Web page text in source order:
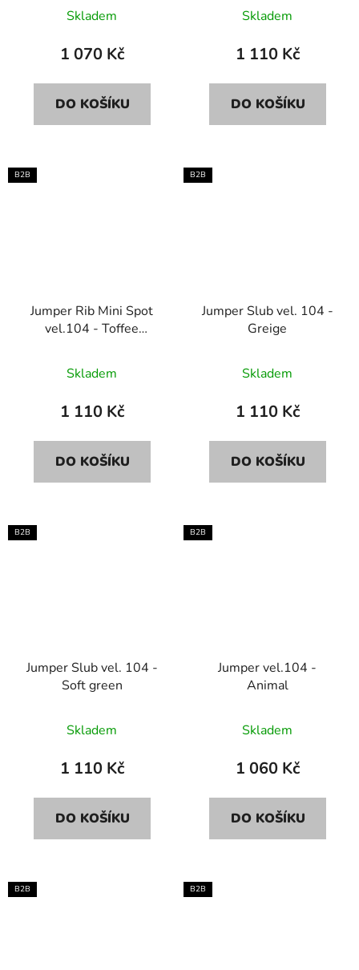
Skladem
1 070 Kč
DO KOŠÍKU
Skladem
1 110 Kč
DO KOŠÍKU
B2B
Jumper Rib Mini Spot
vel.104 - Toffee
Skladem
1 110 Kč
DO KOŠÍKU
B2B
Jumper Slub vel. 104 -
Greige
Skladem
1 110 Kč
DO KOŠÍKU
B2B
Jumper Slub vel. 104 -
Soft green
Skladem
1 110 Kč
DO KOŠÍKU
B2B
Jumper vel.104 -
Animal
Skladem
1 060 Kč
DO KOŠÍKU
B2B B2B